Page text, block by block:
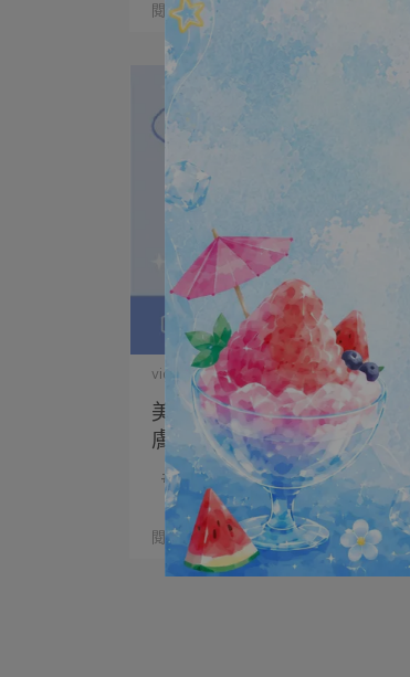
閱讀更多 ->
美白352計畫！三步驟超有
膚亮白就這樣做～
vigorskincare | 2024-07-12
#美白352計畫 三步驟⋯
閱讀更多 ->